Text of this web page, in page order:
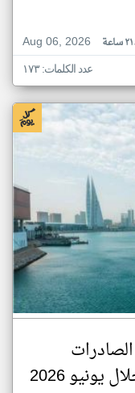
Aug 06, 2026
عدد الكلمات: ١٧٣
الصادرات
2026